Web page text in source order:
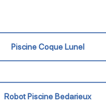
Piscine Coque Lunel
Robot Piscine Bedarieux